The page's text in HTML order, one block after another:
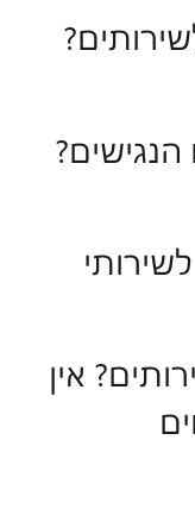
אין